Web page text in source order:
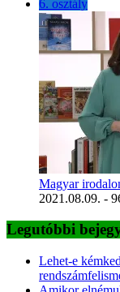
6. osztály
Magyar
2021.08.09. -
Legutóbbi
Lehet-e